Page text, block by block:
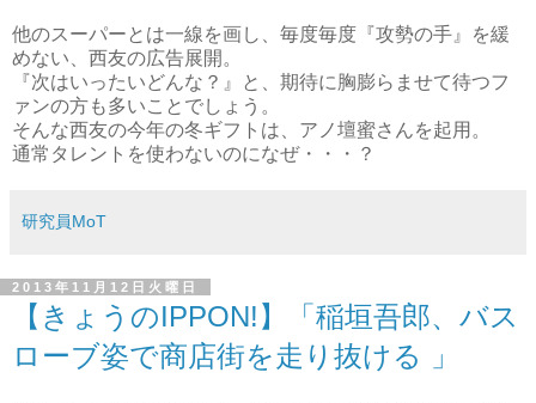
他のスーパーとは一線を画し、毎度毎度『攻勢の手』を緩
めない、西友の広告展開。
『次はいったいどんな？』と、期待に胸膨らませて待つフ
ァンの方も多いことでしょう。
そんな西友の今年の冬ギフトは、アノ壇蜜さんを起用。
通常タレントを使わないのになぜ・・・？
研究員MoT
2013年11月12日火曜日
【きょうのIPPON!】「稲垣吾郎、バス
ローブ姿で商店街を走り抜ける 」